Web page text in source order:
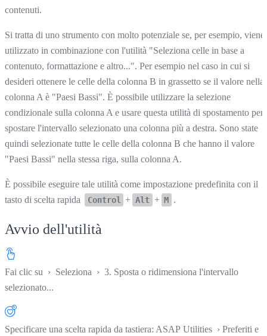
contenuti.
Si tratta di uno strumento con molto potenziale se, per esempio, viene
utilizzato in combinazione con l'utilità "Seleziona celle in base a
contenuto, formattazione e altro...". Per esempio nel caso in cui si
desideri ottenere le celle della colonna B in grassetto se il valore nella
colonna A è "Paesi Bassi". È possibile utilizzare la selezione
condizionale sulla colonna A e usare questa utilità di spostamento per
spostare l'intervallo selezionato una colonna più a destra. Sono state
quindi selezionate tutte le celle della colonna B che hanno il valore
"Paesi Bassi" nella stessa riga, sulla colonna A.
È possibile eseguire tale utilità come impostazione predefinita con il
tasto di scelta rapida
Control + Alt + M .
Avvio dell'utilità
Fai clic su › Seleziona › 3. Sposta o ridimensiona l'intervallo
selezionato...
Specificare una scelta rapida da tastiera: ASAP Utilities › Preferiti e